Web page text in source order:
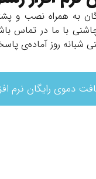
به همراه نصب و
چاشنی با ما در تماس
شبانه روز آماده‌ی
دموی رایگان نرم